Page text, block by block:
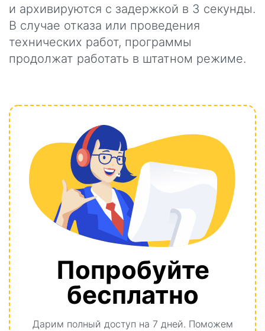
и архивируются с задержкой в 3 секунды.
В случае отказа или проведения
технических работ, программы
продолжат работать в штатном режиме.
Попробуйте
бесплатно
Дарим полный доступ на 7 дней. Поможем